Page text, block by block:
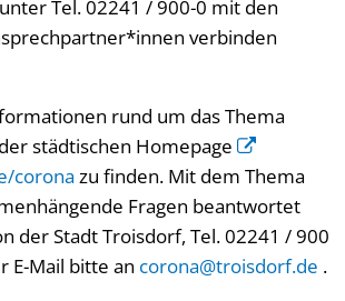
Tel. 02241 / 900-0 mit den
verbinden
rund um das Thema
städtischen Homepage
corona zu finden. Mit dem Thema
Fragen beantwortet
der Stadt Troisdorf, Tel. 02241 / 900
E-Mail bitte an corona@troisdorf.de .